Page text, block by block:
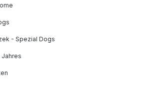
- Spezial Dogs